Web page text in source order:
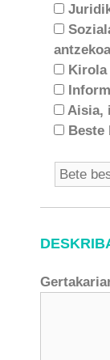
Kirola
Aisia,
Beste